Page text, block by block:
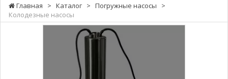
Главная > Каталог > Погружные насосы
>
Колодезные насосы